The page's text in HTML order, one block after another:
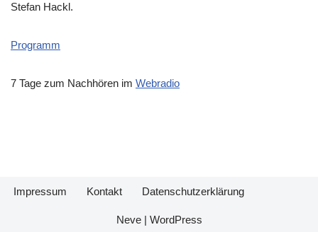
Stefan Hackl.
Programm
7 Tage zum Nachhören im Webradio
Impressum Kontakt Datenschutzerklärung
Neve| WordPress